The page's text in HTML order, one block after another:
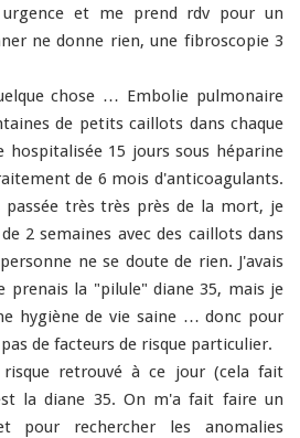
et me prend rdv pour un
ne donne rien, une fibroscopie 3
chose … Embolie pulmonaire
de petits caillots dans chaque
hospitalisée 15 jours sous héparine
de 6 mois d'anticoagulants.
très très près de la mort, je
2 semaines avec des caillots dans
ne se doute de rien. J'avais
prenais la "pilule" diane 35, mais je
hygiène de vie saine … donc pour
de facteurs de risque particulier.
retrouvé à ce jour (cela fait
la diane 35. On m'a fait faire un
pour rechercher les anomalies